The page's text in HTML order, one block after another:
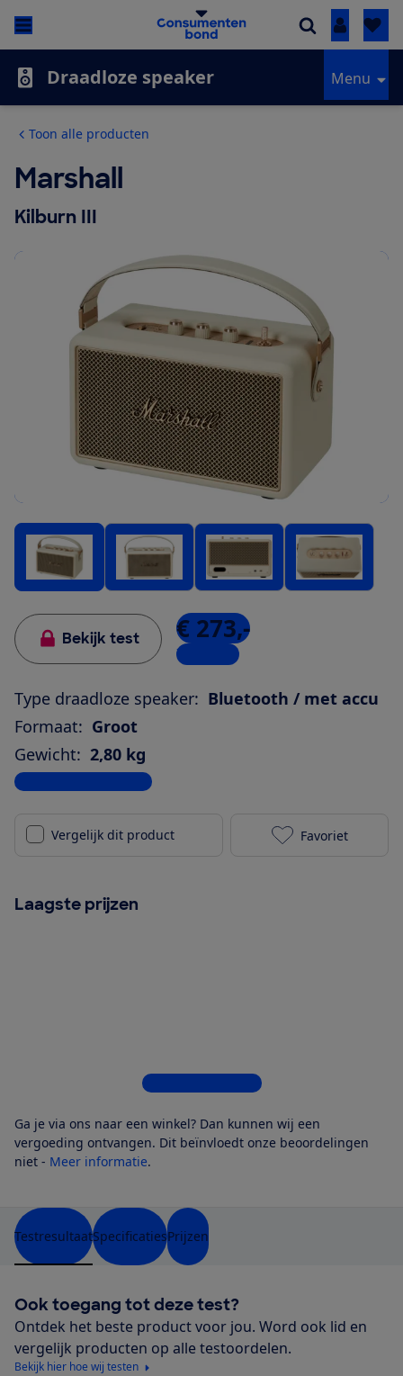
Inloggen
Draadloze speaker Menu
Toon alle producten
Marshall
Kilburn III
Bekijk test € 273,-
7 winkels
Type draadloze speaker: Bluetooth / met accu
Formaat: Groot
Gewicht: 2,80 kg
Bekijk alle specificaties
Vergelijk dit product Marshall
Favoriet
Laagste prijzen
Bekijk alle 7 winkels
Ga je via ons naar een winkel? Dan kunnen wij een
vergoeding ontvangen. Dit beïnvloedt onze beoordelingen
niet - Meer informatie.
TestresultaatSpecificatiesPrijzen
Ook toegang tot deze test?
Ontdek het beste product voor jou. Word ook lid en
vergelijk producten op alle testoordelen.
Bekijk hier hoe wij testen